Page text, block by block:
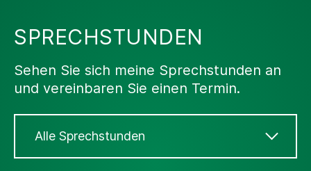
SPRECHSTUNDEN
Sehen Sie sich meine Sprechstunden an
und vereinbaren Sie einen Termin.
Alle Sprechstunden